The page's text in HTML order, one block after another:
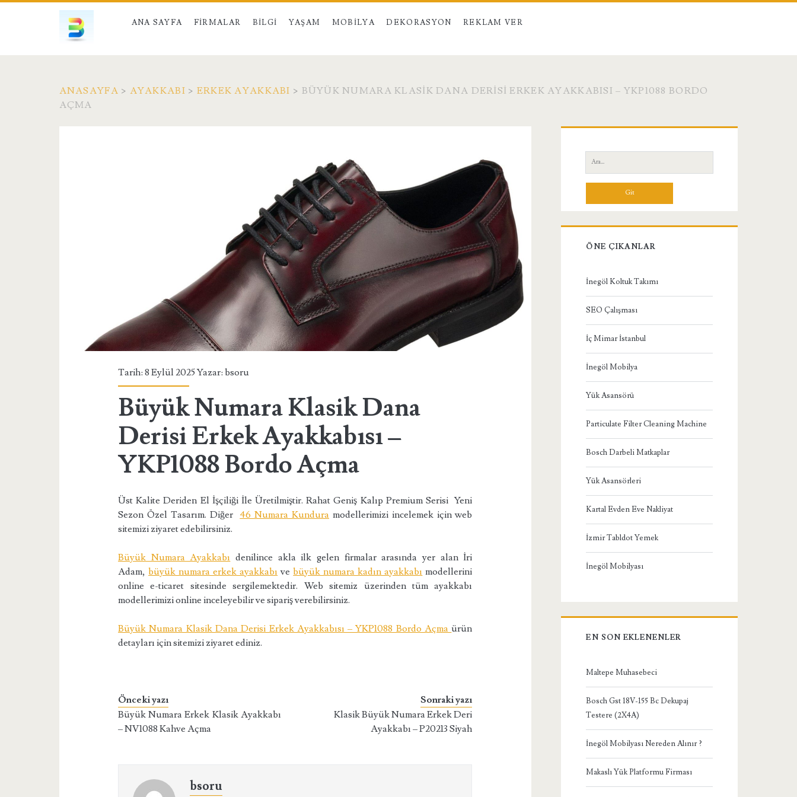
ANA SAYFA FIRMALAR BILGI YAŞAM MOBILYA DEKORASYON REKLAM VER
ANASAYFA > AYAKKABI > ERKEK AYAKKABI > BÜYÜK NUMARA KLASIK DANA DERISI ERKEK AYAKKABISI – YKP1088 BORDO
AÇMA
Tarih: 8 Eylül 2025 Yazar:bsoru
Büyük Numara Klasik Dana
Derisi Erkek Ayakkabısı –
YKP1088 Bordo Açma
Üst Kalite Deriden El İşçiliği İle Üretilmiştir. Rahat Geniş Kalıp Premium Serisi Yeni
Sezon Özel Tasarım. Diğer 46 Numara Kundura modellerimizi incelemek için web
sitemizi ziyaret edebilirsiniz.
Büyük Numara Ayakkabı denilince akla ilk gelen firmalar arasında yer alan İri
Adam,büyük numara erkek ayakkabı vebüyük numara kadın ayakkabı modellerini
online e-ticaret sitesinde sergilemektedir. Web sitemiz üzerinden tüm ayakkabı
modellerimizi online inceleyebilir ve sipariş verebilirsiniz.
Büyük Numara Klasik Dana Derisi Erkek Ayakkabısı – YKP1088 Bordo Açmaürün
detayları için sitemizi ziyaret ediniz.
Önceki yazı
Büyük Numara Erkek Klasik Ayakkabı
– NV1088 Kahve Açma
Sonraki yazı
Klasik Büyük Numara Erkek Deri
Ayakkabı – P20213 Siyah
bsoru
Yan
Menü
Ara:
ÖNE ÇIKANLAR
İnegöl Koltuk Takımı
SEO Çalışması
İç Mimar İstanbul
İnegöl Mobilya
Yük Asansörü
Particulate Filter Cleaning Machine
Bosch Darbeli Matkaplar
Yük Asansörleri
Kartal Evden Eve Nakliyat
İzmir Tabldot Yemek
İnegöl Mobilyası
EN SON EKLENENLER
Maltepe Muhasebeci
Bosch Gst 18V-155 Bc Dekupaj
Testere (2X4A)
İnegöl Mobilyası Nereden Alınır ?
Makaslı Yük Platformu Firması